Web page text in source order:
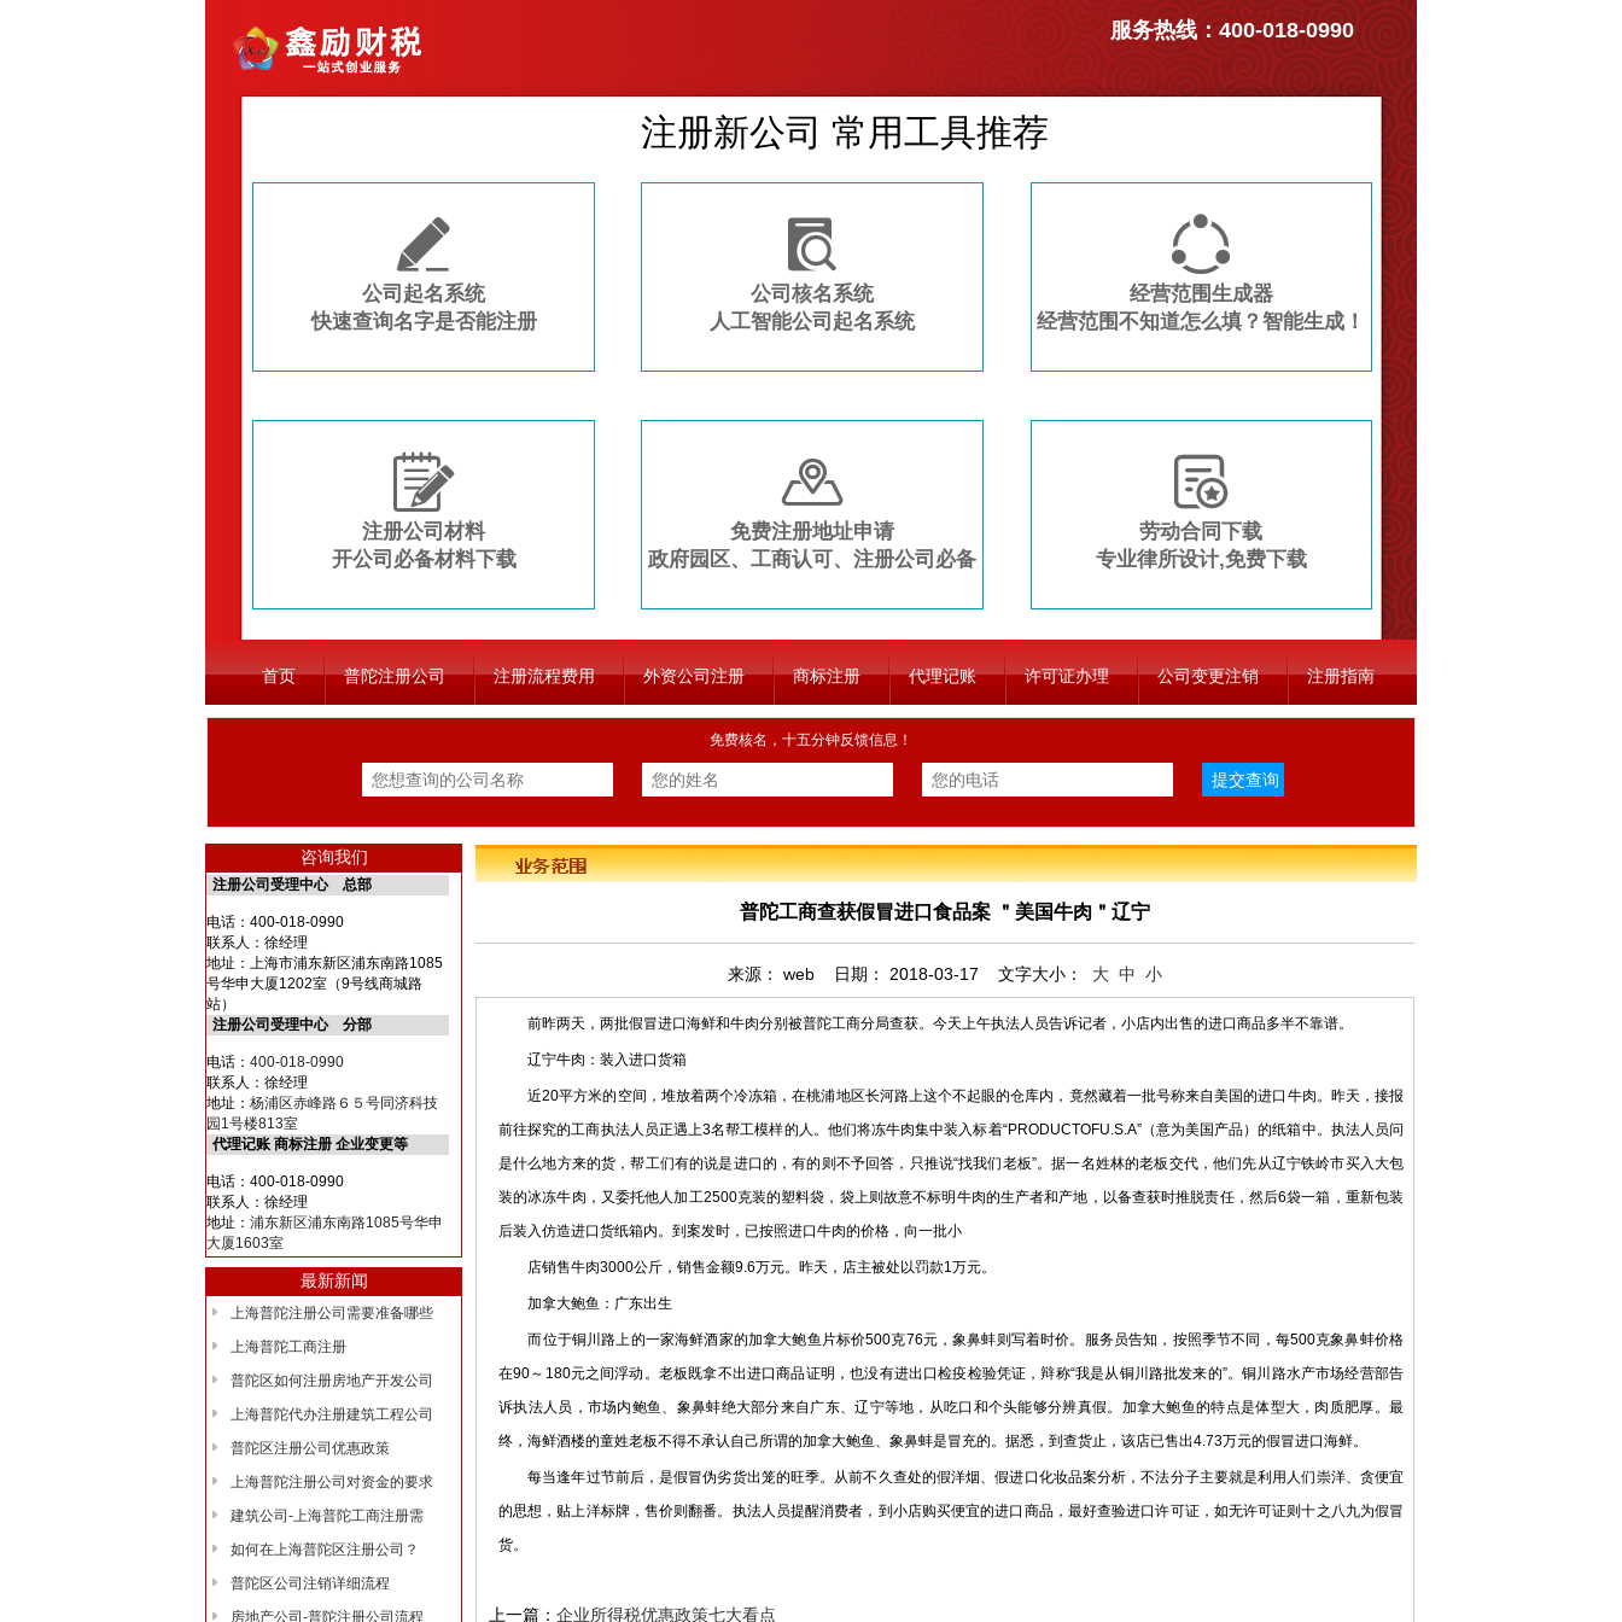
注册新公司 常用工具推荐

公司起名系统
快速查询名字是否能注册

公司核名系统
人工智能公司起名系统

经营范围生成器
经营范围不知道怎么填？智能生成！

注册公司材料
开公司必备材料下载

免费注册地址申请
政府园区、工商认可、注册公司必备

劳动合同下载
专业律所设计,免费下载
服务热线：400-018-0990
首页 普陀注册公司 注册流程费用 外资公司注册 商标注册 代理记账 许可证办理 公司变更注销 注册指南
免费核名，十五分钟反馈信息！
咨询我们
注册公司受理中心 总部
电话： 400-018-0990
联系人：徐经理
地址：上海市浦东新区浦东南路1085
号华申大厦1202室（9号线商城路
站）
注册公司受理中心 分部
电话： 400-018-0990
联系人：徐经理
地址： 杨浦区赤峰路６５号同济科技
园1号楼813室
代理记账 商标注册 企业变更等
电话：400-018-0990
联系人：徐经理
地址： 浦东新区浦东南路1085号华申
大厦1603室
最新新闻
上海普陀注册公司需要准备哪些
上海普陀工商注册
普陀区如何注册房地产开发公司
上海普陀代办注册建筑工程公司
普陀区注册公司优惠政策
上海普陀注册公司对资金的要求
建筑公司-上海普陀工商注册需
如何在上海普陀区注册公司？
普陀区公司注销详细流程
房地产公司-普陀注册公司流程
普陀工商查获假冒进口食品案 ＂美国牛肉＂辽宁
来源： web 日期： 2018-03-17 文字大小： 大 中 小
前昨两天，两批假冒进口海鲜和牛肉分别被普陀工商分局查获。今天上午执法人员告诉记者，小店内出售的进口商品多半不靠谱。
辽宁牛肉：装入进口货箱
近20平方米的空间，堆放着两个冷冻箱，在桃浦地区长河路上这个不起眼的仓库内，竟然藏着一批号称来自美国的进口牛肉。昨天，接报
前往探究的工商执法人员正遇上3名帮工模样的人。他们将冻牛肉集中装入标着“PRODUCTOFU.S.A”（意为美国产品）的纸箱中。执法人员问
是什么地方来的货，帮工们有的说是进口的，有的则不予回答，只推说“找我们老板”。据一名姓林的老板交代，他们先从辽宁铁岭市买入大包
装的冰冻牛肉，又委托他人加工2500克装的塑料袋，袋上则故意不标明牛肉的生产者和产地，以备查获时推脱责任，然后6袋一箱，重新包装
后装入仿造进口货纸箱内。到案发时，已按照进口牛肉的价格，向一批小
店销售牛肉3000公斤，销售金额9.6万元。昨天，店主被处以罚款1万元。
加拿大鲍鱼：广东出生
而位于铜川路上的一家海鲜酒家的加拿大鲍鱼片标价500克76元，象鼻蚌则写着时价。服务员告知，按照季节不同，每500克象鼻蚌价格
在90～180元之间浮动。老板既拿不出进口商品证明，也没有进出口检疫检验凭证，辩称“我是从铜川路批发来的”。铜川路水产市场经营部告
诉执法人员，市场内鲍鱼、象鼻蚌绝大部分来自广东、辽宁等地，从吃口和个头能够分辨真假。加拿大鲍鱼的特点是体型大，肉质肥厚。最
终，海鲜酒楼的童姓老板不得不承认自己所谓的加拿大鲍鱼、象鼻蚌是冒充的。据悉，到查货止，该店已售出4.73万元的假冒进口海鲜。
每当逢年过节前后，是假冒伪劣货出笼的旺季。从前不久查处的假洋烟、假进口化妆品案分析，不法分子主要就是利用人们崇洋、贪便宜
的思想，贴上洋标牌，售价则翻番。执法人员提醒消费者，到小店购买便宜的进口商品，最好查验进口许可证，如无许可证则十之八九为假冒
货。
上一篇： 企业所得税优惠政策七大看点